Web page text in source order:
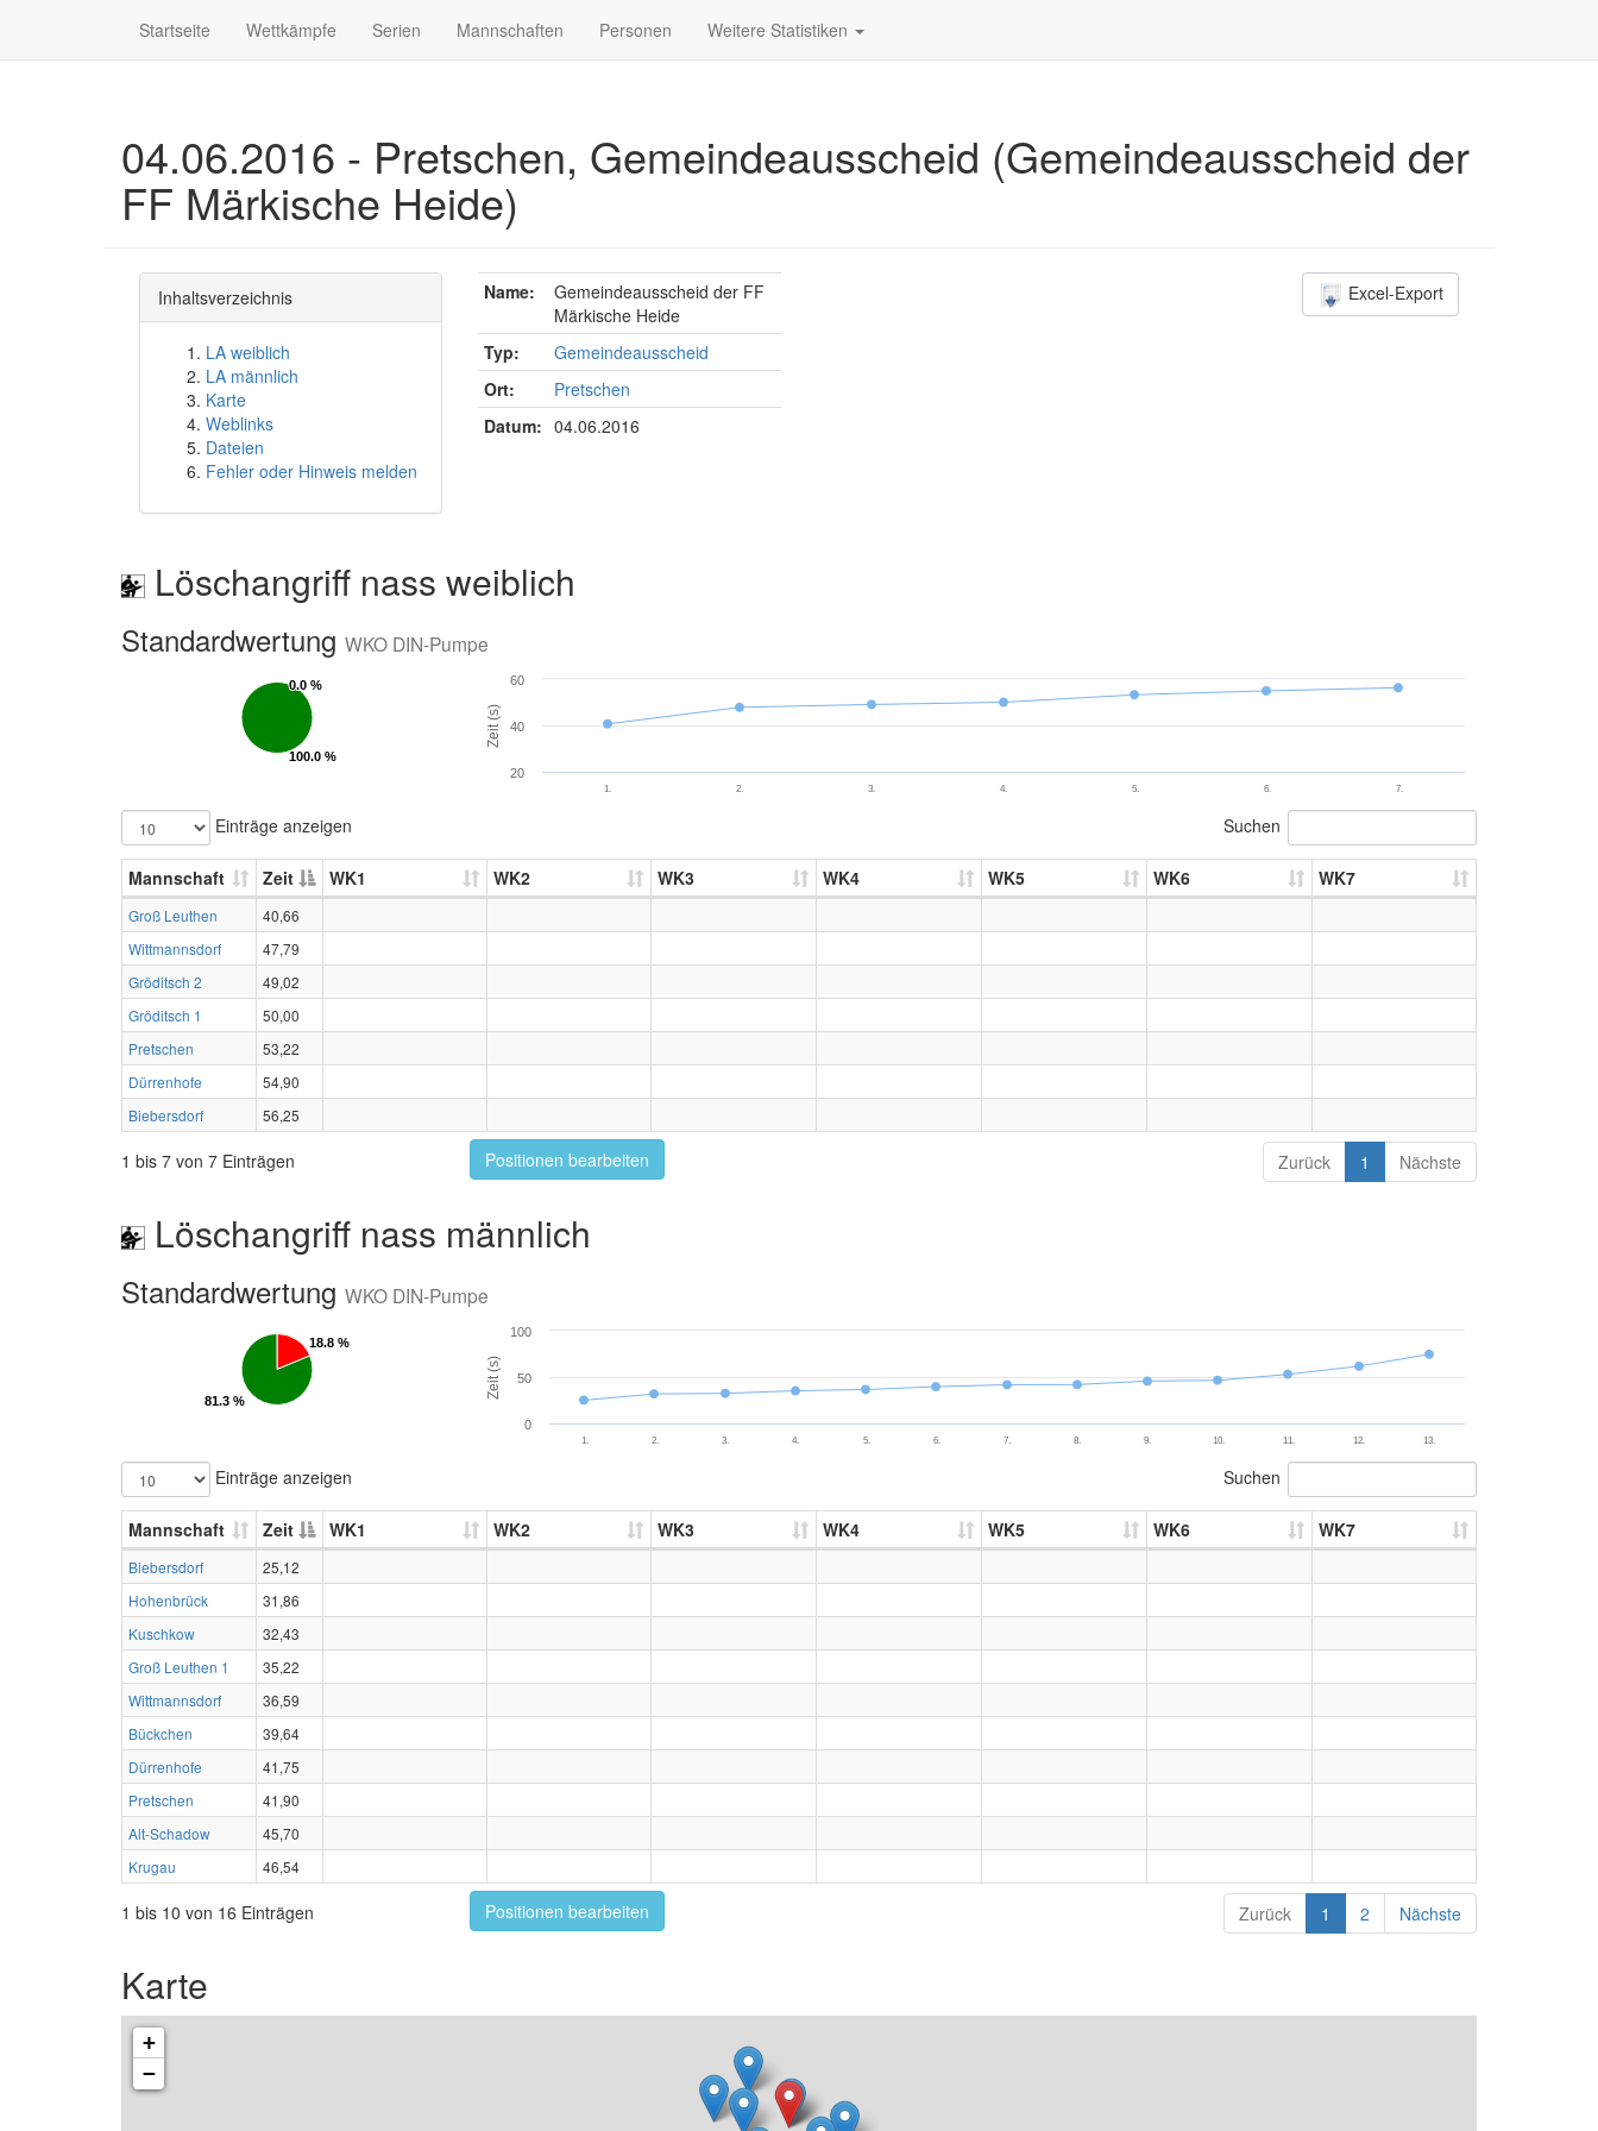
Startseite Wettkämpfe Serien Mannschaften Personen Weitere Statistiken
04.06.2016 - Pretschen, Gemeindeausscheid (Gemeindeausscheid der
FF Märkische Heide)
Inhaltsverzeichnis
LA weiblich
LA männlich
Karte
Weblinks
Dateien
Fehler oder Hinweis melden
Name:
Gemeindeausscheid der FF
Märkische Heide
Typ:
Gemeindeausscheid
Ort:
Pretschen
Datum: 04.06.2016
Excel-Export
Löschangriff nass weiblich
Standardwertung WKO DIN-Pumpe
0.0 %
0.0 %
100.0 %
100.0 %
Zeit (s)
1. 2. 3. 4. 5. 6. 7.
20
40
60
Einträge anzeigen Suchen
Mannschaft Zeit WK1 WK2 WK3 WK4 WK5 WK6 WK7
Groß Leuthen
40,66
Wittmannsdorf
47,79
Gröditsch 2
49,02
Gröditsch 1
50,00
Pretschen
53,22
Dürrenhofe
54,90
Biebersdorf
56,25
1 bis 7 von 7 Einträgen Positionen bearbeiten Zurück 1 Nächste
Löschangriff nass männlich
Standardwertung WKO DIN-Pumpe
18.8 %
18.8 %
81.3 %
81.3 %
Zeit (s)
1. 2. 3. 4. 5. 6. 7. 8. 9. 10. 11. 12. 13.
0
50
100
Einträge anzeigen Suchen
Mannschaft Zeit WK1 WK2 WK3 WK4 WK5 WK6 WK7
Biebersdorf
25,12
Hohenbrück
31,86
Kuschkow
32,43
Groß Leuthen 1
35,22
Wittmannsdorf
36,59
Bückchen
39,64
Dürrenhofe
41,75
Pretschen
41,90
Alt-Schadow
45,70
Krugau
46,54
1 bis 10 von 16 Einträgen Positionen bearbeiten Zurück 1 2 Nächste
Karte
+
−